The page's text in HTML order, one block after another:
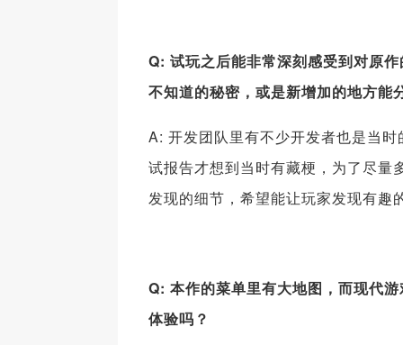
Q: 试玩之后能非常深刻感受到对原
不知道的秘密，或是新增加的地方能
A: 开发团队里有不少开发者也是当
试报告才想到当时有藏梗，为了尽
发现的细节，希望能让玩家发现有趣
Q: 本作的菜单里有大地图，而现代
体验吗？